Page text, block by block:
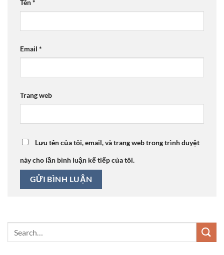
Tên*
Email *
Trang web
Lưu tên của tôi, email, và trang web trong trình duyệt
này cho lần bình luận kế tiếp của tôi.